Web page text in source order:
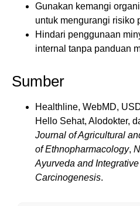
Gunakan kemangi
untuk mengurangi risiko
Hindari penggunaan
internal tanpa panduan
Sumber
Healthline, WebMD,
Hello Sehat, Alodokter,
Journal of Agricultural
of Ethnopharmacology,
Ayurveda and
Carcinogenesis.